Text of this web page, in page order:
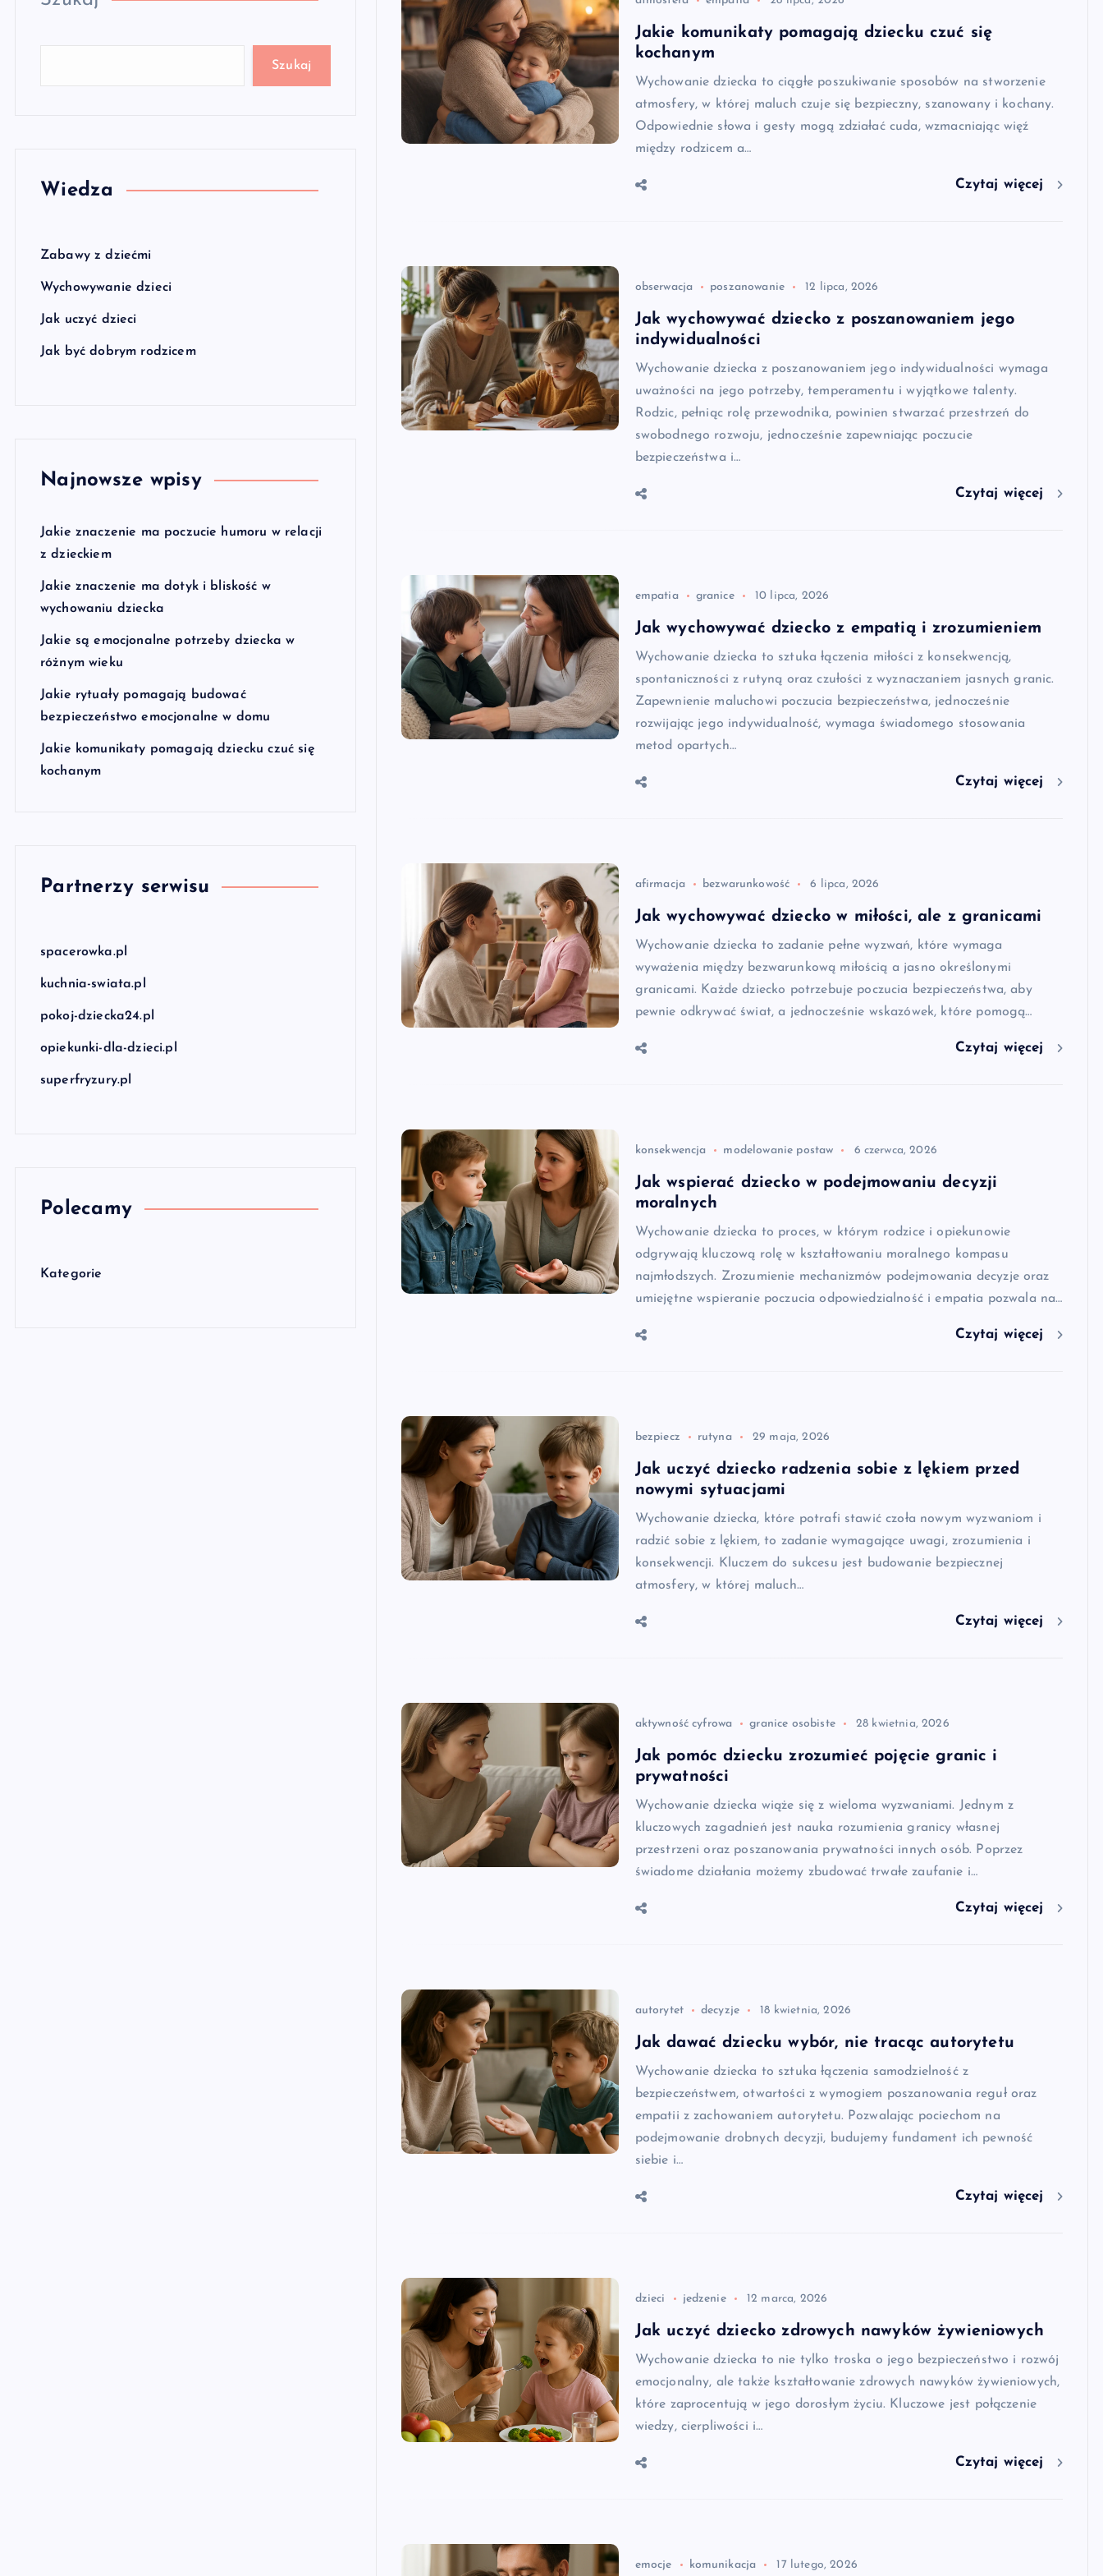
Szukaj
Wiedza
Zabawy z dziećmi
Wychowywanie dzieci
Jak uczyć dzieci
Jak być dobrym rodzicem
Najnowsze wpisy
Jakie znaczenie ma poczucie humoru w relacji
z dzieckiem
Jakie znaczenie ma dotyk i bliskość w
wychowaniu dziecka
Jakie są emocjonalne potrzeby dziecka w
różnym wieku
Jakie rytuały pomagają budować
bezpieczeństwo emocjonalne w domu
Jakie komunikaty pomagają dziecku czuć się
kochanym
Partnerzy serwisu
spacerowka.pl
kuchnia-swiata.pl
pokoj-dziecka24.pl
opiekunki-dla-dzieci.pl
superfryzury.pl
Polecamy
Kategorie
Jakie komunikaty pomagają dziecku czuć się
kochanym
Wychowanie dziecka to ciągłe poszukiwanie sposobów na stworzenie
atmosfery, w której maluch czuje się bezpieczny, szanowany i kochany.
Odpowiednie słowa i gesty mogą zdziałać cuda, wzmacniając więź
między rodzicem a…
Czytaj więcej
obserwacja poszanowanie 12 lipca, 2026
Jak wychowywać dziecko z poszanowaniem jego
indywidualności
Wychowanie dziecka z poszanowaniem jego indywidualności wymaga
uważności na jego potrzeby, temperamentu i wyjątkowe talenty.
Rodzic, pełniąc rolę przewodnika, powinien stwarzać przestrzeń do
swobodnego rozwoju, jednocześnie zapewniając poczucie
bezpieczeństwa i…
Czytaj więcej
empatia granice 10 lipca, 2026
Jak wychowywać dziecko z empatią i zrozumieniem
Wychowanie dziecka to sztuka łączenia miłości z konsekwencją,
spontaniczności z rutyną oraz czułości z wyznaczaniem jasnych granic.
Zapewnienie maluchowi poczucia bezpieczeństwa, jednocześnie
rozwijając jego indywidualność, wymaga świadomego stosowania
metod opartych…
Czytaj więcej
afirmacja bezwarunkowość 6 lipca, 2026
Jak wychowywać dziecko w miłości, ale z granicami
Wychowanie dziecka to zadanie pełne wyzwań, które wymaga
wyważenia między bezwarunkową miłością a jasno określonymi
granicami. Każde dziecko potrzebuje poczucia bezpieczeństwa, aby
pewnie odkrywać świat, a jednocześnie wskazówek, które pomogą…
Czytaj więcej
konsekwencja modelowanie postaw 6 czerwca, 2026
Jak wspierać dziecko w podejmowaniu decyzji
moralnych
Wychowanie dziecka to proces, w którym rodzice i opiekunowie
odgrywają kluczową rolę w kształtowaniu moralnego kompasu
najmłodszych. Zrozumienie mechanizmów podejmowania decyzje oraz
umiejętne wspieranie poczucia odpowiedzialność i empatia pozwala na…
Czytaj więcej
bezpiecz rutyna 29 maja, 2026
Jak uczyć dziecko radzenia sobie z lękiem przed
nowymi sytuacjami
Wychowanie dziecka, które potrafi stawić czoła nowym wyzwaniom i
radzić sobie z lękiem, to zadanie wymagające uwagi, zrozumienia i
konsekwencji. Kluczem do sukcesu jest budowanie bezpiecznej
atmosfery, w której maluch…
Czytaj więcej
aktywność cyfrowa granice osobiste 28 kwietnia, 2026
Jak pomóc dziecku zrozumieć pojęcie granic i
prywatności
Wychowanie dziecka wiąże się z wieloma wyzwaniami. Jednym z
kluczowych zagadnień jest nauka rozumienia granicy własnej
przestrzeni oraz poszanowania prywatności innych osób. Poprzez
świadome działania możemy zbudować trwałe zaufanie i…
Czytaj więcej
autorytet decyzje 18 kwietnia, 2026
Jak dawać dziecku wybór, nie tracąc autorytetu
Wychowanie dziecka to sztuka łączenia samodzielność z
bezpieczeństwem, otwartości z wymogiem poszanowania reguł oraz
empatii z zachowaniem autorytetu. Pozwalając pociechom na
podejmowanie drobnych decyzji, budujemy fundament ich pewność
siebie i…
Czytaj więcej
dzieci jedzenie 12 marca, 2026
Jak uczyć dziecko zdrowych nawyków żywieniowych
Wychowanie dziecka to nie tylko troska o jego bezpieczeństwo i rozwój
emocjonalny, ale także kształtowanie zdrowych nawyków żywieniowych,
które zaprocentują w jego dorosłym życiu. Kluczowe jest połączenie
wiedzy, cierpliwości i…
Czytaj więcej
emocje komunikacja 17 lutego, 2026